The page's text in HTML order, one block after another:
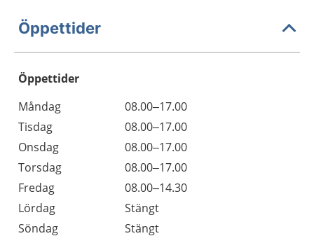
Öppettider
Öppettider
Dag
Öppettider
Kommentarer
Måndag
08.00–17.00
Tisdag
08.00–17.00
Onsdag
08.00–17.00
Torsdag
08.00–17.00
Fredag
08.00–14.30
Lördag
Stängt
Söndag
Stängt